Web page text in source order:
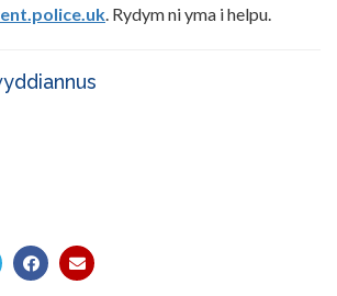
. Rydym ni yma i helpu.